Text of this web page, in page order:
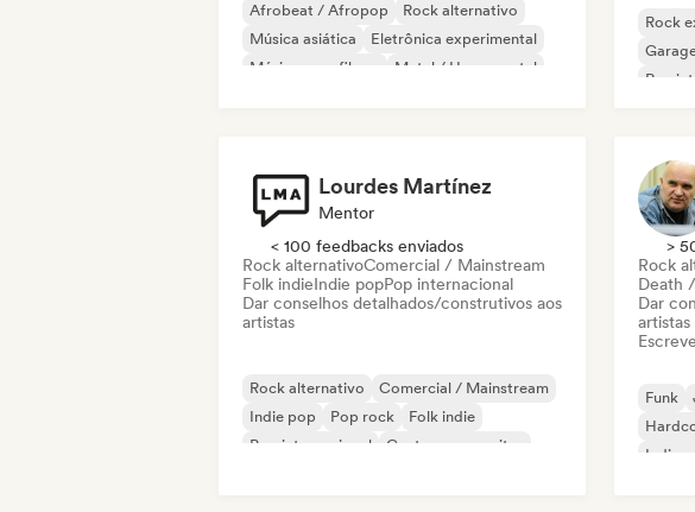
Afrobeat / Afropop
Rock alternativo
Música asiática
Eletrônica experimental
Música para filmes
Metal / Heavy metal
Rock
Rap
Lourdes Martínez
Mentor
< 100 feedbacks enviados
Rock alternativoComercial / Mainstream
Folk indieIndie popPop internacional
Dar conselhos detalhados/construtivos aos
artistas
Rock alternativo
Comercial / Mainstream
Indie pop
Pop rock
Folk indie
Pop internacional
Cantor-compositor
>
Rock
Death
Dar
artistas
Funk
Indie